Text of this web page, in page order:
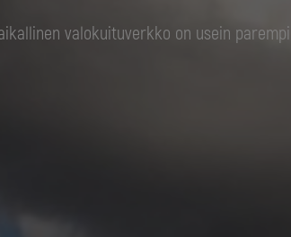
valokuituverkko on usein